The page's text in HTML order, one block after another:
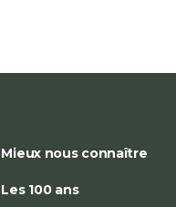
Mieux nous connaître
Les 100 ans